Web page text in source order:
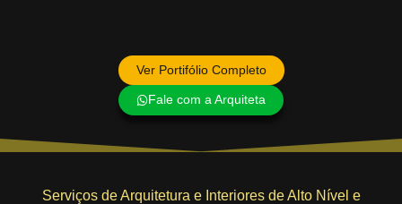
Ver Portifólio Completo
Fale com a Arquiteta
Serviços de Arquitetura e Interiores de Alto Nível e